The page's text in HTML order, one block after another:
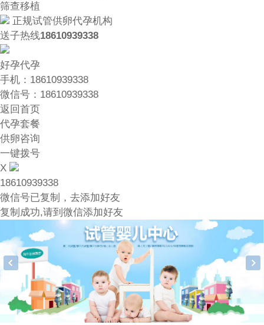
筛查移植
正规试管供卵代孕机构
送子热线18610939338
好孕代孕
手机：18610939338
微信号：18610939338
返回首页
代孕套餐
供卵咨询
一键拨号
X
18610939338
微信号已复制，去添加好友
复制成功,请到微信添加好友